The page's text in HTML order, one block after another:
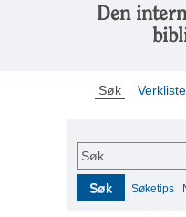
Den
Søk Verkliste
Søk
Søk Søketips